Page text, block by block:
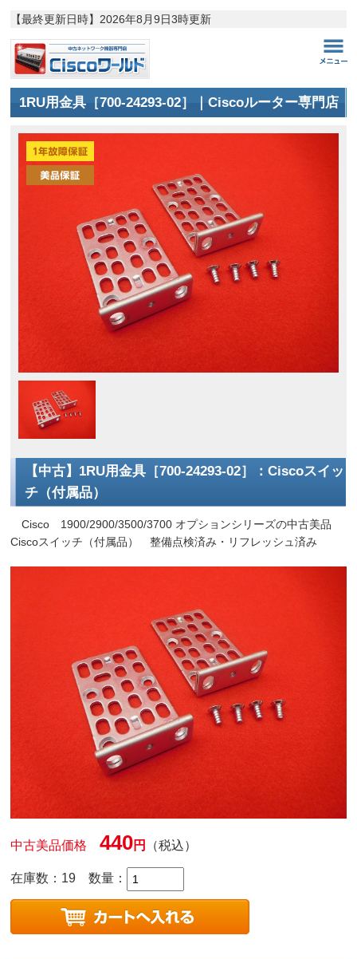
【最終更新日時】2026年8月9日3時更新
1RU用金具［700-24293-02］｜Ciscoルーター専門店
【中古】1RU用金具［700-24293-02］：Ciscoスイッ
チ（付属品）
Cisco 1900/2900/3500/3700 オプションシリーズの中古美品
Ciscoスイッチ（付属品） 整備点検済み・リフレッシュ済み
中古美品価格440円 （税込）
在庫数：19 数量：